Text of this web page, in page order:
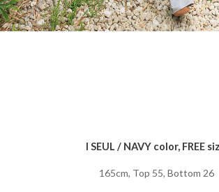
I SEUL / NAVY color, FREE
165cm, Top 55, Bottom 26